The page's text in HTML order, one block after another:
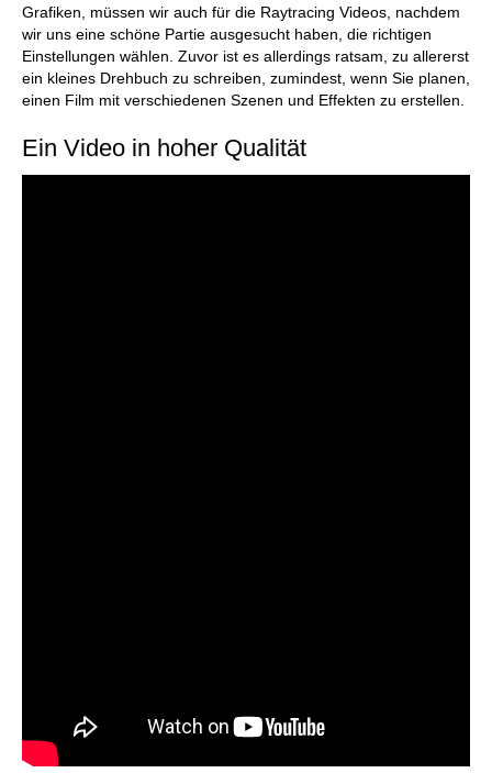
Grafiken, müssen wir auch für die Raytracing Videos, nachdem
wir uns eine schöne Partie ausgesucht haben, die richtigen
Einstellungen wählen. Zuvor ist es allerdings ratsam, zu allererst
ein kleines Drehbuch zu schreiben, zumindest, wenn Sie planen,
einen Film mit verschiedenen Szenen und Effekten zu erstellen.
Ein Video in hoher Qualität